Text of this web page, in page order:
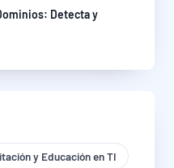
Detecta y
y Educación en TI